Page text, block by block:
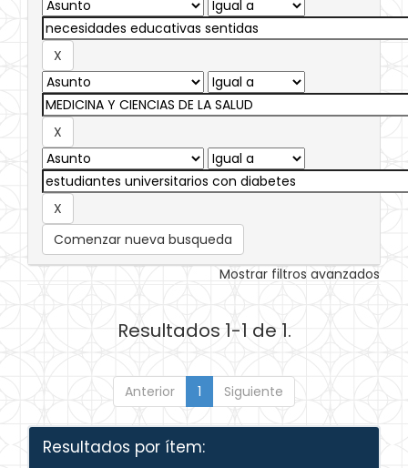
Comenzar nueva busqueda
Mostrar filtros avanzados
Resultados 1-1 de 1.
Anterior 1 Siguiente
Resultados por ítem: